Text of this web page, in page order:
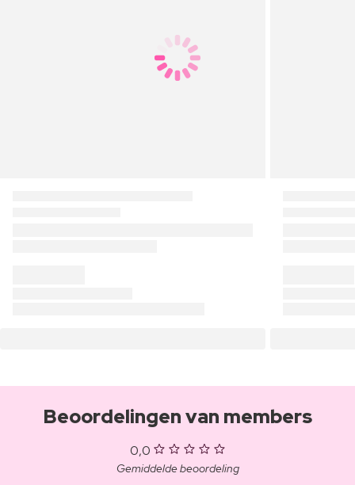
Beoordelingen van members
0,0
Gemiddelde beoordeling